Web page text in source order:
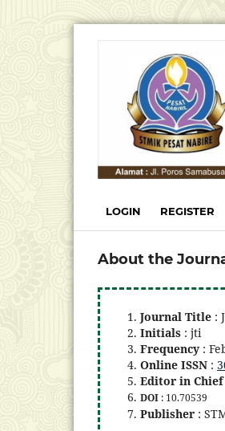
LOGIN REGISTER
About the
Journal Title :
Initials : jti
Frequency :
Online ISSN :
Editor in Chief
DOI : 10.70539
Publisher :